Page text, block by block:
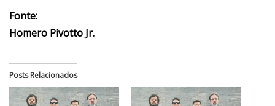
Fonte:
Homero Pivotto Jr.
Posts Relacionados